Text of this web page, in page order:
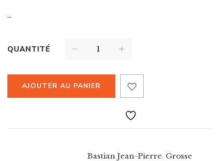
–
QUANTITÉ
AJOUTER AU PANIER
Bastian Jean-Pierre, Grosse